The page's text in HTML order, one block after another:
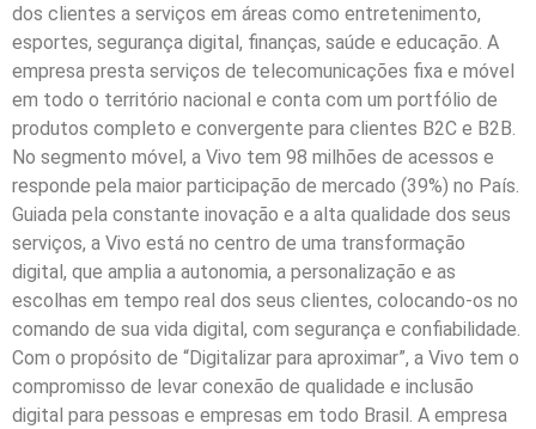
dos clientes a serviços em áreas como entretenimento,
esportes, segurança digital, finanças, saúde e educação. A
empresa presta serviços de telecomunicações fixa e móvel
em todo o território nacional e conta com um portfólio de
produtos completo e convergente para clientes B2C e B2B.
No segmento móvel, a Vivo tem 98 milhões de acessos e
responde pela maior participação de mercado (39%) no País.
Guiada pela constante inovação e a alta qualidade dos seus
serviços, a Vivo está no centro de uma transformação
digital, que amplia a autonomia, a personalização e as
escolhas em tempo real dos seus clientes, colocando-os no
comando de sua vida digital, com segurança e confiabilidade.
Com o propósito de “Digitalizar para aproximar”, a Vivo tem o
compromisso de levar conexão de qualidade e inclusão
digital para pessoas e empresas em todo Brasil. A empresa